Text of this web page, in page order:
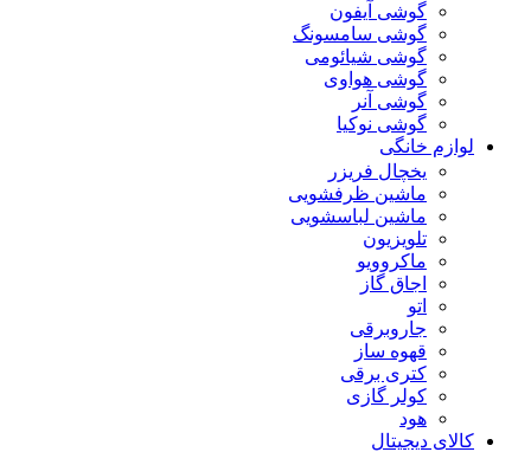
گوشی آیفون
گوشی سامسونگ
گوشی شیائومی
گوشی هواوی
گوشی آنر
گوشی نوکیا
لوازم خانگی
یخچال فریزر
ماشین ظرفشویی
ماشین لباسشویی
تلویزیون
ماکروویو
اجاق گاز
اتو
جاروبرقی
قهوه ساز
کتری برقی
کولر گازی
هود
کالای دیجیتال